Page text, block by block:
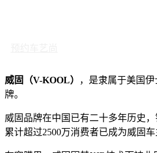
威固（V-KOOL）
，是隶属于美国
牌。
威固品牌在中国已有二十多年历史，
累计超过2500万消费者已成为威固车